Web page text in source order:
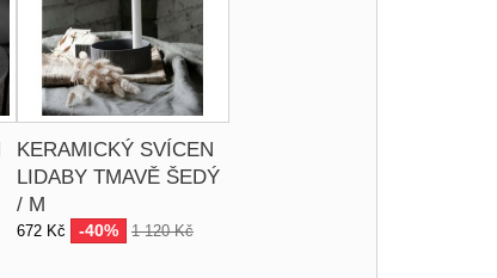
KERAMICKÝ SVÍCEN
LIDABY TMAVĚ ŠEDÝ
/ M
672 Kč -40% 1 120 Kč